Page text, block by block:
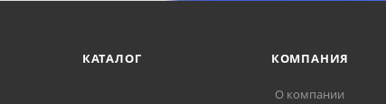
КАТАЛОГ КОМПАНИЯ
О компании